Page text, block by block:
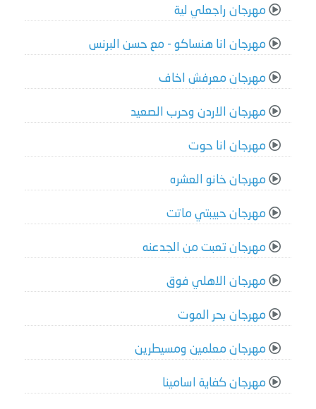
مهرجان راجعلي لية
مهرجان انا هنساكو - مع حسن البرنس
مهرجان معرفش اخاف
مهرجان الاردن وحرب الصعيد
مهرجان انا حوت
مهرجان خانو العشره
مهرجان حبيبتي ماتت
مهرجان تعبت من الجدعنه
مهرجان الاهلي فوق
مهرجان بحر الموت
مهرجان معلمين ومسيطرين
مهرجان كفاية اسامينا